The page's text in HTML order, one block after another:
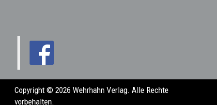
Copyright © 2026 Wehrhahn Verlag. Alle Rechte
vorbehalten.